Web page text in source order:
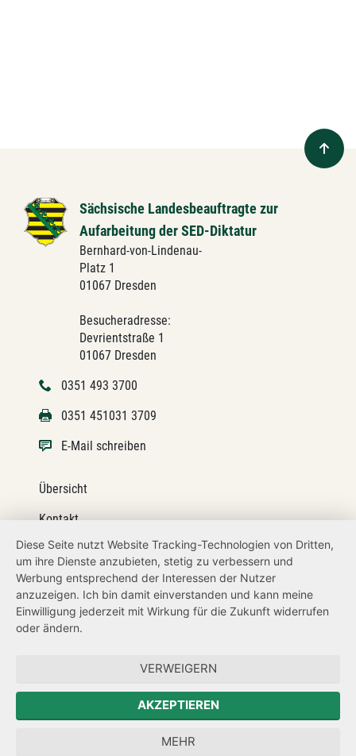
Sächsische Landesbeauftragte zur
Aufarbeitung der SED-Diktatur
Bernhard-von-Lindenau-
Platz 1
01067 Dresden
Besucheradresse:
Devrientstraße 1
01067 Dresden
0351 493 3700
0351 451031 3709
E-Mail schreiben
Übersicht
Kontakt
Impressum
Datenschutz
Transparenzanspruch
Forum Mitteleuropa
Der Sächsische Integrationsbeauftragte
Diese Seite nutzt Website Tracking-Technologien von Dritten,
um ihre Dienste anzubieten, stetig zu verbessern und
Werbung entsprechend der Interessen der Nutzer
anzuzeigen. Ich bin damit einverstanden und kann meine
Einwilligung jederzeit mit Wirkung für die Zukunft widerrufen
oder ändern.
VERWEIGERN
AKZEPTIEREN
MEHR